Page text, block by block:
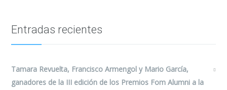
Entradas recientes
Tamara Revuelta, Francisco Armengol y Mario García,
ganadores de la III edición de los Premios Fom Alumni a la